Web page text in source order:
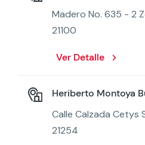
Madero No. 635 - 2
21100
Ver Detalle
Heriberto Montoya
Calle Calzada Cetys
21254